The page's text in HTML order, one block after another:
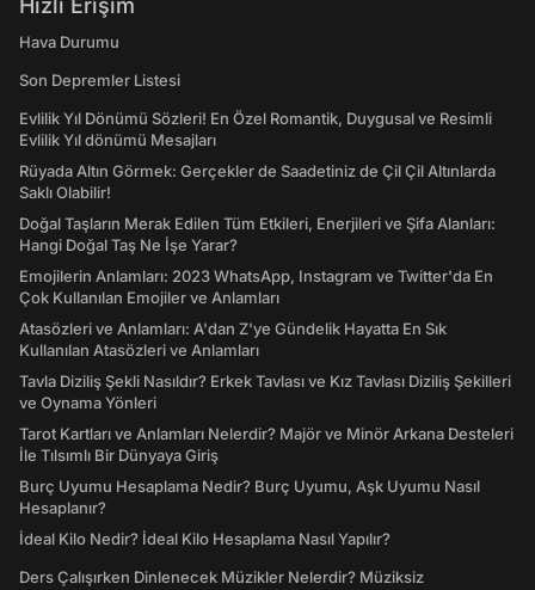
Hızlı Erişim
Hava Durumu
Son Depremler Listesi
Evlilik Yıl Dönümü Sözleri! En Özel Romantik, Duygusal ve Resimli
Evlilik Yıl dönümü Mesajları
Rüyada Altın Görmek: Gerçekler de Saadetiniz de Çil Çil Altınlarda
Saklı Olabilir!
Doğal Taşların Merak Edilen Tüm Etkileri, Enerjileri ve Şifa Alanları:
Hangi Doğal Taş Ne İşe Yarar?
Emojilerin Anlamları: 2023 WhatsApp, Instagram ve Twitter'da En
Çok Kullanılan Emojiler ve Anlamları
Atasözleri ve Anlamları: A'dan Z'ye Gündelik Hayatta En Sık
Kullanılan Atasözleri ve Anlamları
Tavla Diziliş Şekli Nasıldır? Erkek Tavlası ve Kız Tavlası Diziliş Şekilleri
ve Oynama Yönleri
Tarot Kartları ve Anlamları Nelerdir? Majör ve Minör Arkana Desteleri
İle Tılsımlı Bir Dünyaya Giriş
Burç Uyumu Hesaplama Nedir? Burç Uyumu, Aşk Uyumu Nasıl
Hesaplanır?
İdeal Kilo Nedir? İdeal Kilo Hesaplama Nasıl Yapılır?
Ders Çalışırken Dinlenecek Müzikler Nelerdir? Müziksiz